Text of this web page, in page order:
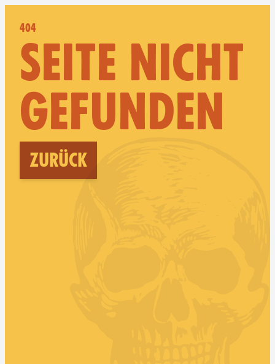
404
SEITE NICHT
GEFUNDEN
Zurück